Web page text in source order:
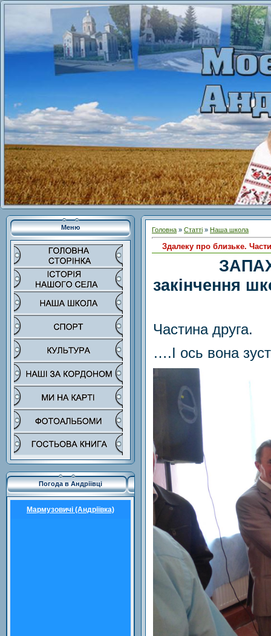
Меню
Погода в Андріївці
Мармузовичі (Андріївка)
Головна » Статті » Наша школа
Здалеку про близьке.
закінчення
Частина друга.
….І ось вона